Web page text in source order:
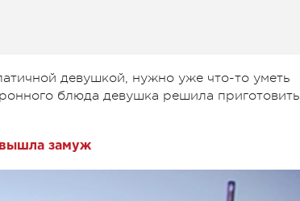
девушкой, нужно уже что-то уметь
блюда девушка решила приготовить
замуж